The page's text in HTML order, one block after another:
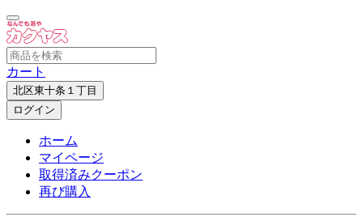
カート
北区東十条１丁目
ログイン
ホーム
マイページ
取得済みクーポン
再び購入